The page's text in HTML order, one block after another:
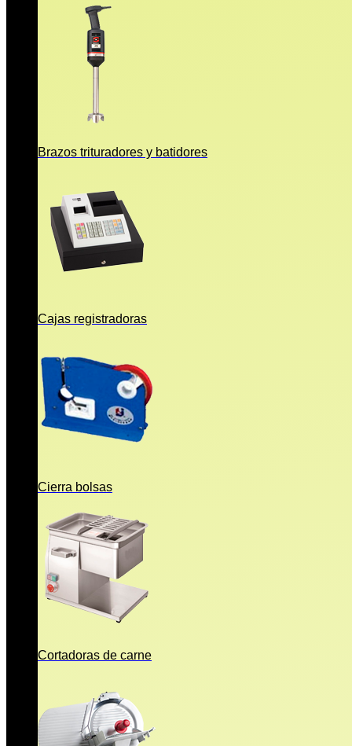
Brazos trituradores y batidores
Cajas registradoras
Cierra bolsas
Cortadoras de carne